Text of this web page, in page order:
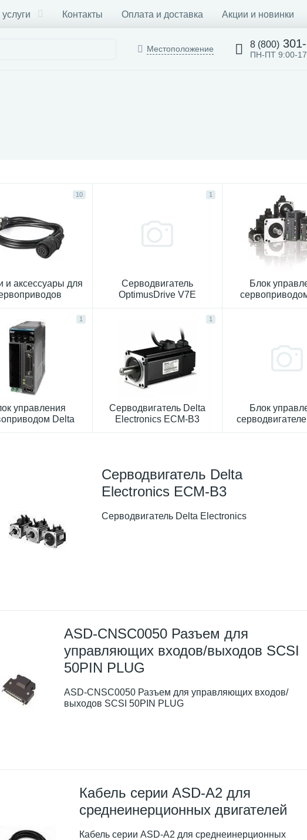
Контакты Оплата и доставка Акции и новинки
Местоположение 8 (800)
ПН-ПТ 9:00-
10
и аксессуары для
1
Серводвигатель
OptimusDrive V7E
Блок
1
управления
Delta
1
Серводвигатель Delta
Electronics ECM-B3
Блок
Серводвигатель Delta
Electronics ECM-B3
Серводвигатель Delta Electronics
ASD-CNSC0050 Разъем для
управляющих входов/выходов SCSI
50PIN PLUG
ASD-CNSC0050 Разъем для управляющих входов/
выходов SCSI 50PIN PLUG
Кабель серии ASD-A2 для
среднеинерционных двигателей
Кабель серии ASD-A2 для среднеинерционных